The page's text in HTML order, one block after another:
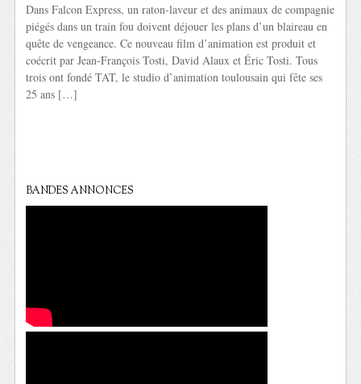
Dans Falcon Express, un raton-laveur et des animaux de compagnie
piégés dans un train fou doivent déjouer les plans d’un blaireau en
quête de vengeance. Ce nouveau film d’animation est produit et
coécrit par Jean-François Tosti, David Alaux et Éric Tosti. Tous
trois ont fondé TAT, le studio d’animation toulousain qui fête ses
25 ans […]
BANDES ANNONCES